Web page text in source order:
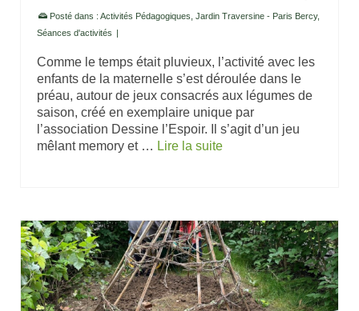
Posté dans : Activités Pédagogiques Jardin Traversine - Paris Bercy,
Séances d'activités |
Comme le temps était pluvieux, l’activité avec les
enfants de la maternelle s’est déroulée dans le
préau, autour de jeux consacrés aux légumes de
saison, créé en exemplaire unique par
l’association Dessine l’Espoir. Il s’agit d’un jeu
mêlant memory et … Lire la suite